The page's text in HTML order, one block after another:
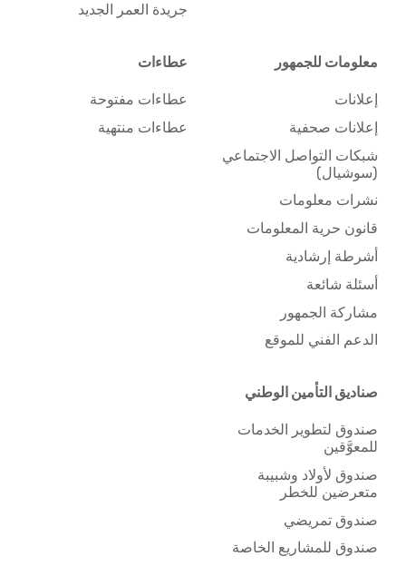
جريدة العمر الجديد
معلومات للجمهور
إعلانات
إعلانات صحفية
شبكات التواصل الاجتماعي
(سوشيال)
نشرات معلومات
قانون حرية المعلومات
أشرطة إرشادية
أسئلة شائعة
مشاركة الجمهور
الدعم الفني للموقع
عطاءات
عطاءات مفتوحة
عطاءات منتهية
صناديق التأمين الوطني
صندوق لتطوير الخدمات
للمعوَّقين
صندوق لأولاد وشبيبة
متعرضين للخطر
صندوق تمريضي
صندوق للمشاريع الخاصة